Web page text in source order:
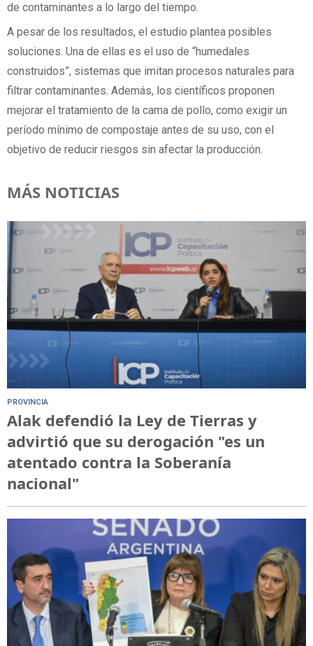
de contaminantes a lo largo del tiempo.
A pesar de los resultados, el estudio plantea posibles
soluciones. Una de ellas es el uso de “humedales
construidos”, sistemas que imitan procesos naturales para
filtrar contaminantes. Además, los científicos proponen
mejorar el tratamiento de la cama de pollo, como exigir un
período mínimo de compostaje antes de su uso, con el
objetivo de reducir riesgos sin afectar la producción.
MÁS NOTICIAS
PROVINCIA
Alak defendió la Ley de Tierras y
advirtió que su derogación "es un
atentado contra la Soberanía
nacional"